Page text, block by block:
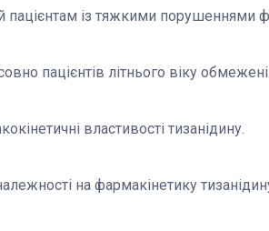
пацієнтам із тяжкими порушеннями
пацієнтів літнього віку обмежені.
властивості тизанідину.
на фармакінетику